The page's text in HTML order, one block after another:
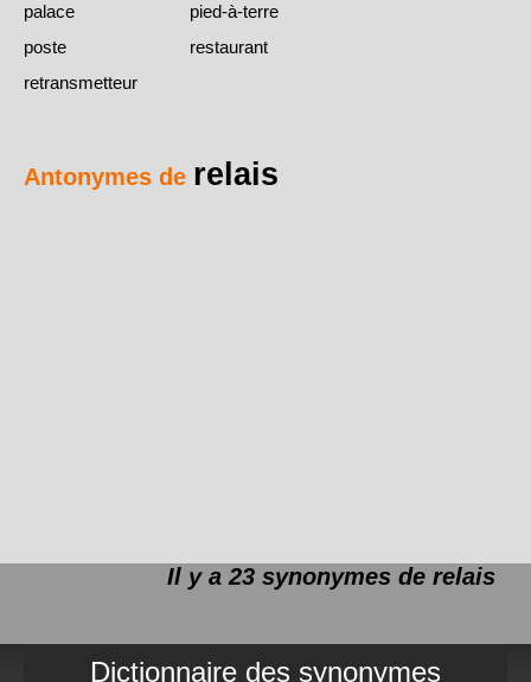
palace
pied-à-terre
poste
restaurant
retransmetteur
Antonymes de relais
Il y a 23 synonymes de relais
Dictionnaire des synonymes